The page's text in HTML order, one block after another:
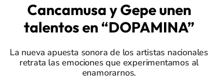
Cancamusa y Gepe unen
talentos en “DOPAMINA”
La nueva apuesta sonora de los artistas nacionales
retrata las emociones que experimentamos al
enamorarnos.